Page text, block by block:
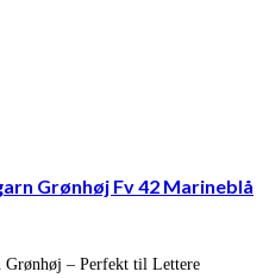
Grønhøj Fv 42 Marineblå
– Perfekt til Lettere